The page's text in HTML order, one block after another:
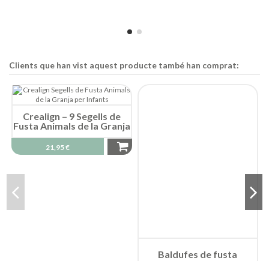
Clients que han vist aquest producte també han comprat:
Crealign – 9 Segells de
Fusta Animals de la Granja
21,95 €
Baldufes de fusta